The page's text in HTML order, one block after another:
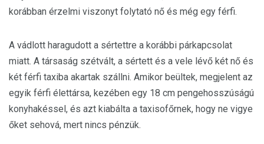
korábban érzelmi viszonyt folytató nő és még egy férfi.
A vádlott haragudott a sértettre a korábbi párkapcsolat
miatt. A társaság szétvált, a sértett és a vele lévő két nő és
két férfi taxiba akartak szállni. Amikor beültek, megjelent az
egyik férfi élettársa, kezében egy 18 cm pengehosszúságú
konyhakéssel, és azt kiabálta a taxisofőrnek, hogy ne vigye
őket sehová, mert nincs pénzük.